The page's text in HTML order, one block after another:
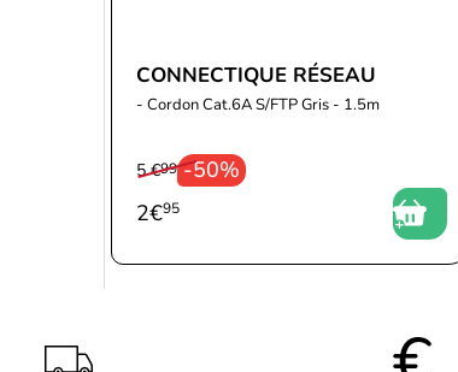
CONNECTIQUE RÉSEAU
- Cordon Cat.6A S/FTP Gris - 1.5m
-50%
5 €99
2€95